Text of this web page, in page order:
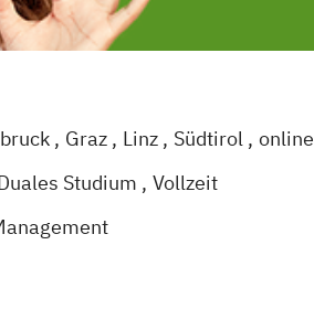
Graz Linz Südtirol
online
Studium
Vollzeit